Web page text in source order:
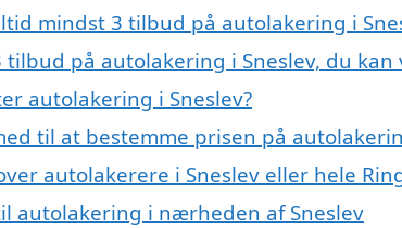
mindst 3 tilbud på autolakering i
tilbud på autolakering i Sneslev, du
autolakering i Sneslev?
til at bestemme prisen på
autolakerere i Sneslev eller hele
autolakering i nærheden af Sneslev